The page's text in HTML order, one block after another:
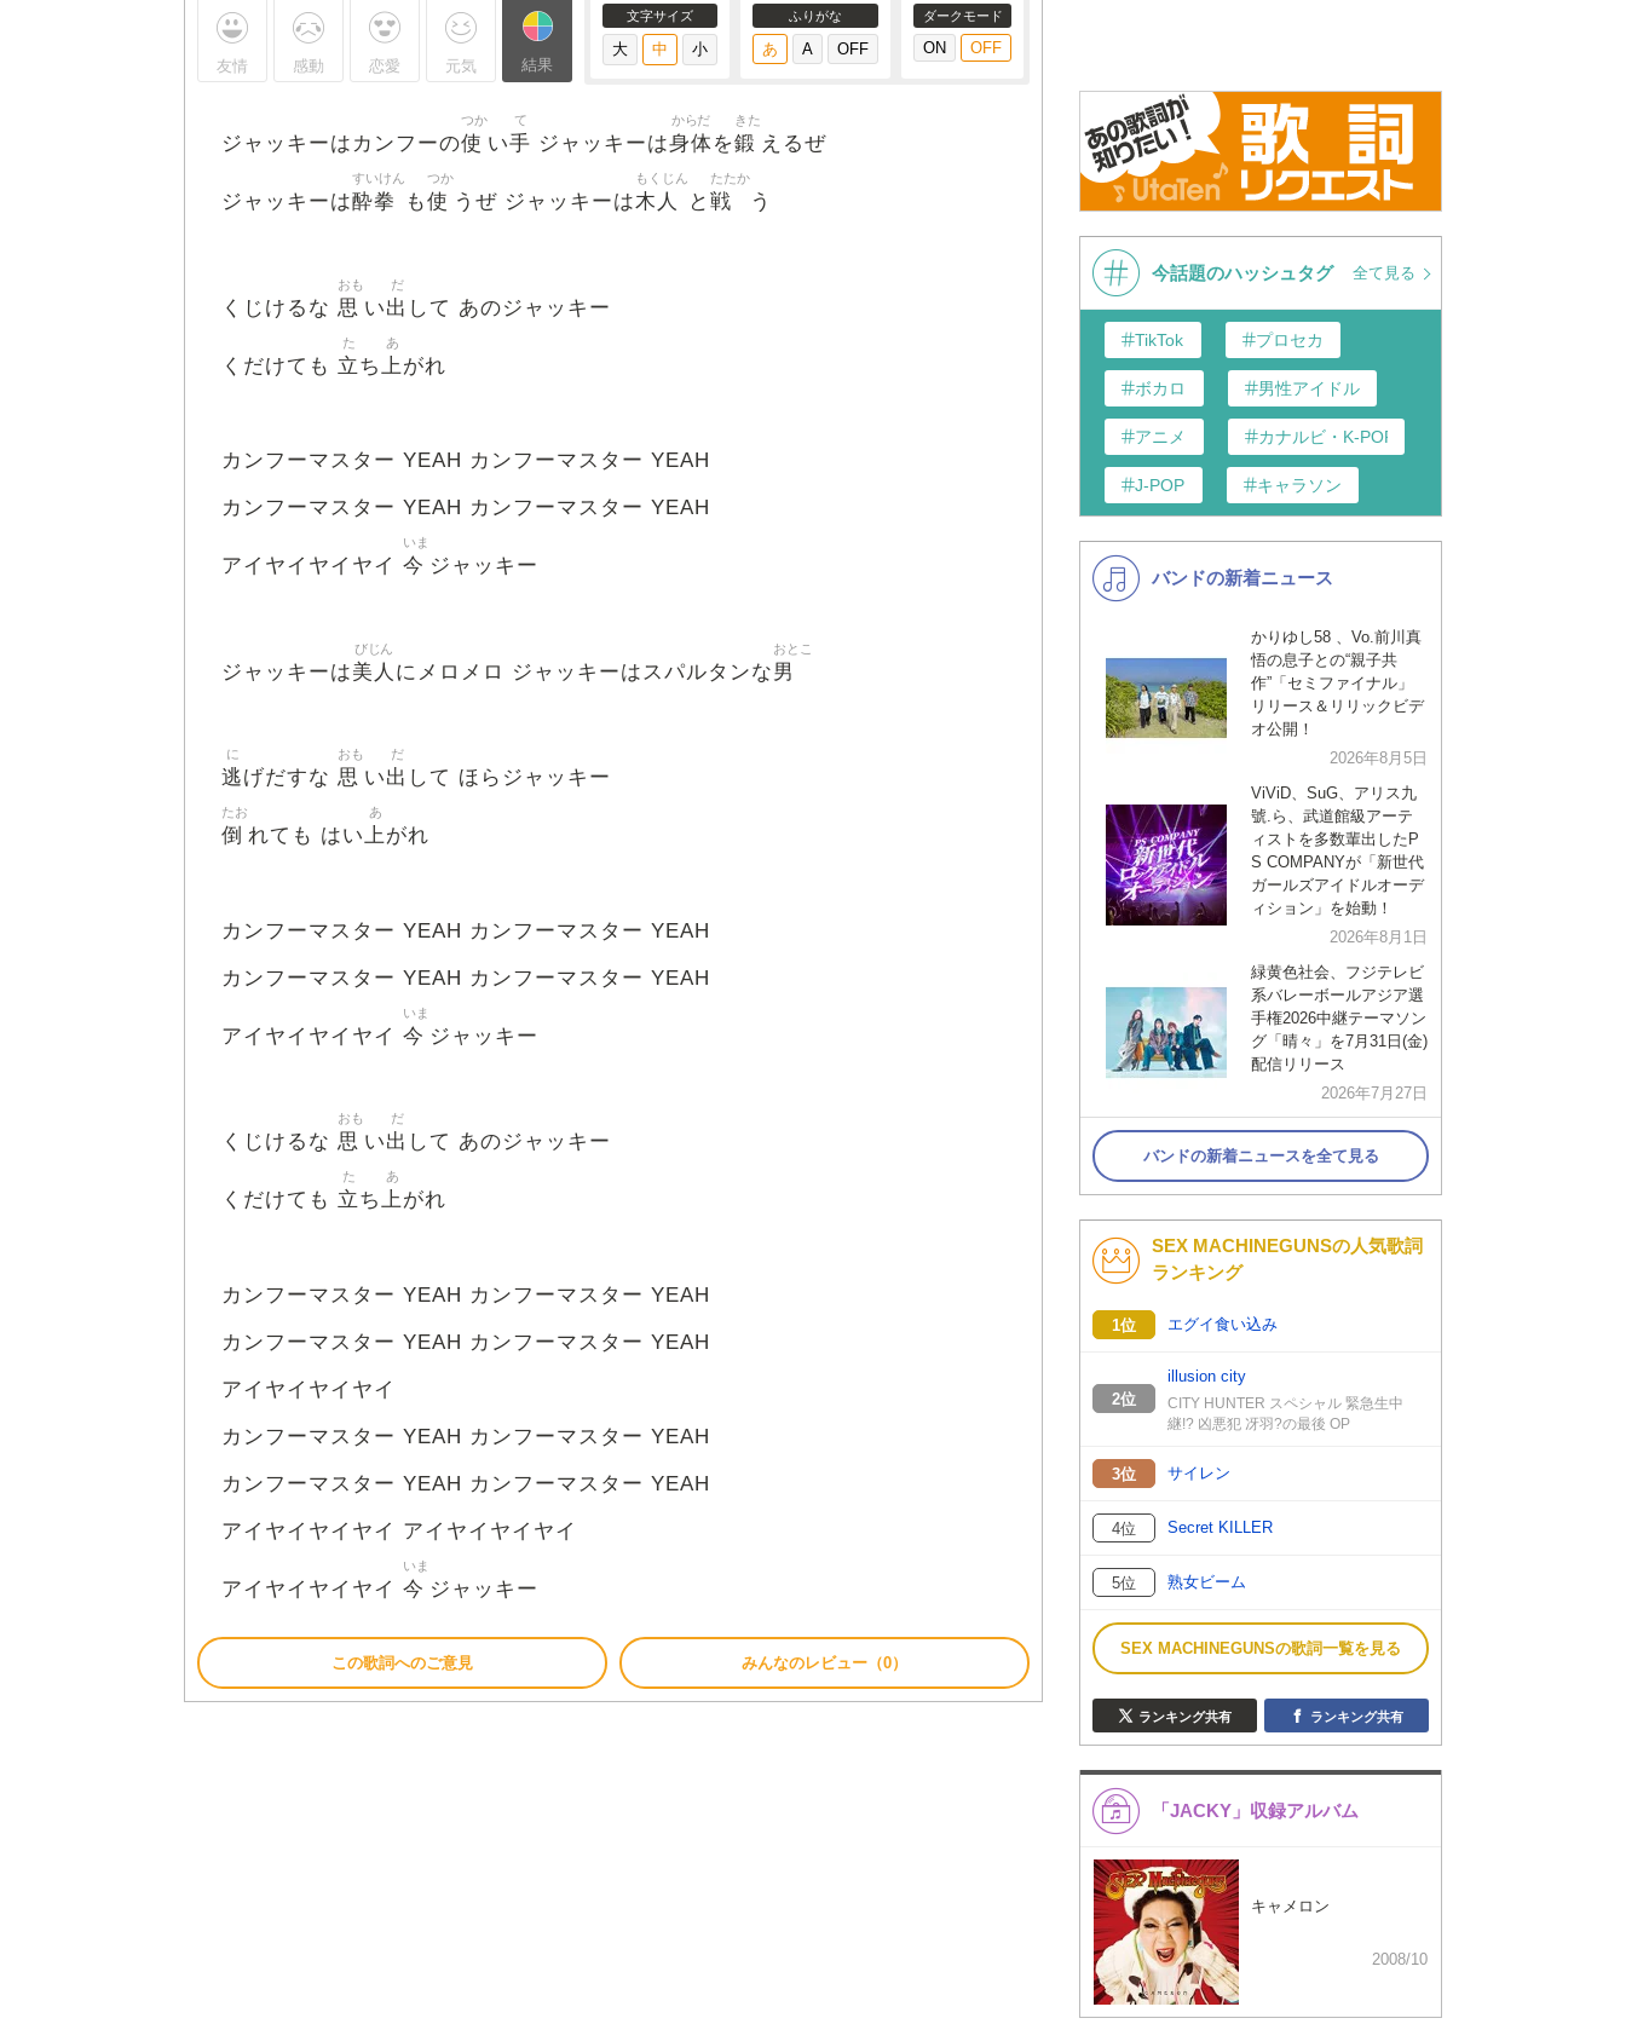
友情 感動 恋愛 元気 結果
文字サイズ ふりがな ダークモード
ジャッキーはカンフーの使
つか
い手
て
ジャッキーは身体
からだ
を鍛
きた
えるぜ
ジャッキーは酔拳
すいけん
も使
つか
うぜ ジャッキーは木人
もくじん
と 戦
たたか
う
くじけるな 思
おも
い出
だ
して あのジャッキー
くだけても 立
た
ち上
あ
がれ
カンフーマスター YEAH カンフーマスター YEAH
カンフーマスター YEAH カンフーマスター YEAH
アイヤイヤイヤイ 今
いま
ジャッキー
ジャッキーは美人
びじん
にメロメロ ジャッキーはスパルタンな男
おとこ
逃
に
げだすな 思
おも
い出
だ
して ほらジャッキー
倒
たお
れても はい上
あ
がれ
カンフーマスター YEAH カンフーマスター YEAH
カンフーマスター YEAH カンフーマスター YEAH
アイヤイヤイヤイ 今
いま
ジャッキー
くじけるな 思
おも
い出
だ
して あのジャッキー
くだけても 立
た
ち上
あ
がれ
カンフーマスター YEAH カンフーマスター YEAH
カンフーマスター YEAH カンフーマスター YEAH
アイヤイヤイヤイ
カンフーマスター YEAH カンフーマスター YEAH
カンフーマスター YEAH カンフーマスター YEAH
アイヤイヤイヤイ アイヤイヤイヤイ
アイヤイヤイヤイ 今
いま
ジャッキー
この歌詞へのご意見 みんなのレビュー（0）
今話題のハッシュタグ 全て見る
TikTok プロセカ
ボカロ 男性アイドル
アニメ カナルビ・K-POP和訳
J-POP キャラソン
K-POP バンド
洋楽
VTuber ディズニー
バンドの新着ニュース
かりゆし58 、Vo.前川真
悟の息子との“親子共
作”「セミファイナル」
リリース＆リリックビデ
オ公開！
2026年8月5日
ViViD、SuG、アリス九
號.ら、武道館級アーテ
ィストを多数輩出したP
S COMPANYが「新世代
ガールズアイドルオーデ
ィション」を始動！
2026年8月1日
緑黄色社会、フジテレビ
系バレーボールアジア選
手権2026中継テーマソン
グ「晴々」を7月31日(金)
配信リリース
2026年7月27日
バンドの新着ニュースを全て見る
SEX MACHINEGUNSの人気歌詞
ランキング
1位 エグイ食い込み
2位
illusion city
CITY HUNTER スペシャル 緊急生中
継!? 凶悪犯 冴羽?の最後 OP
3位 サイレン
4位 Secret KILLER
5位 熟女ビーム
SEX MACHINEGUNSの歌詞一覧を見る
ランキング共有 ランキング共有
「JACKY」収録アルバム
キャメロン
2008/10